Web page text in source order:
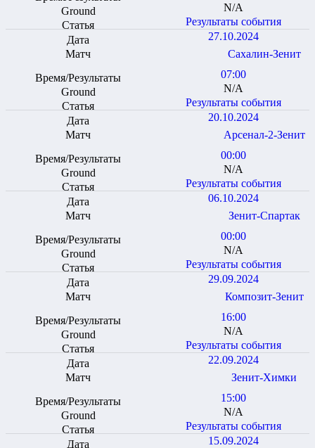
N/A
Результаты события
27.10.2024
Сахалин-Зенит
07:00
N/A
Результаты события
20.10.2024
Арсенал-2-Зенит
00:00
N/A
Результаты события
06.10.2024
Зенит-Спартак
00:00
N/A
Результаты события
29.09.2024
Композит-Зенит
16:00
N/A
Результаты события
22.09.2024
Зенит-Химки
15:00
N/A
Результаты события
15.09.2024